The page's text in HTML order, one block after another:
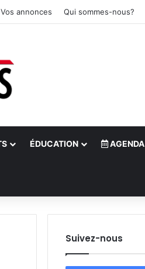
Vos annonces Qui sommes-nous?
ÉDUCATION AGENDA
latérale)
Suivez-nous